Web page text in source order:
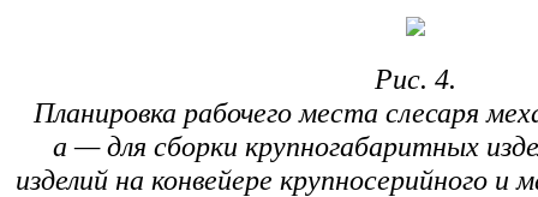
Рис. 4.
Планировка рабочего места слесаря
а — для сборки крупногабаритных
изделий на конвейере крупносерийного и